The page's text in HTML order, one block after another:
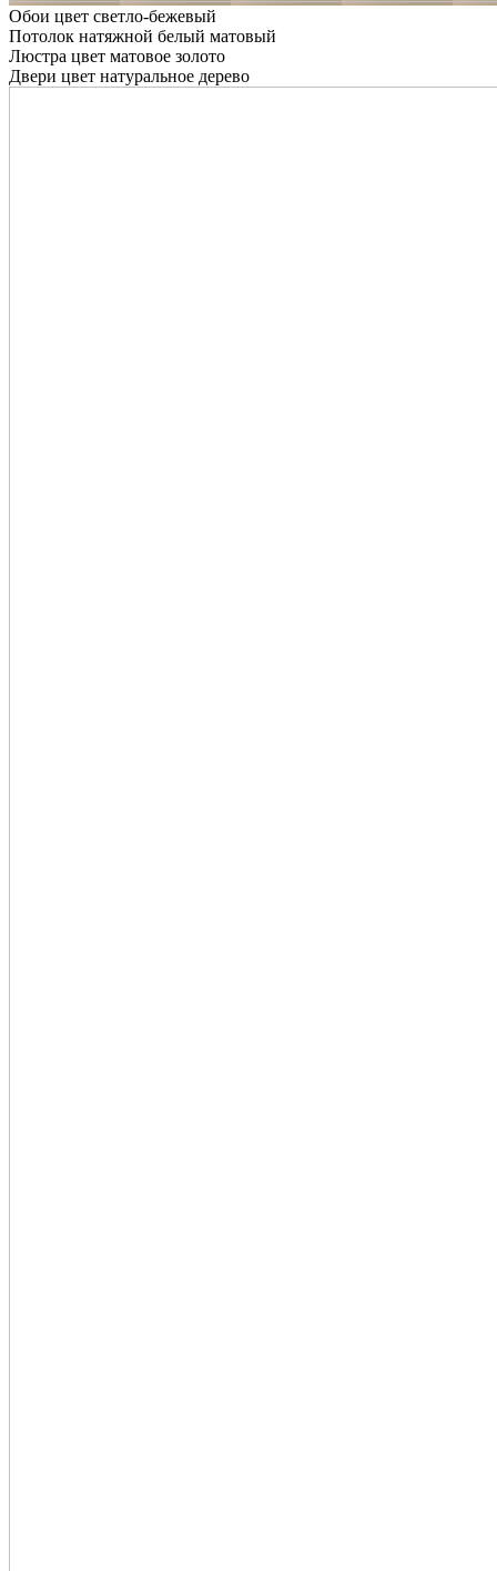
Обои цвет светло-бежевый
Потолок натяжной белый матовый
Люстра цвет матовое золото
Двери цвет натуральное дерево